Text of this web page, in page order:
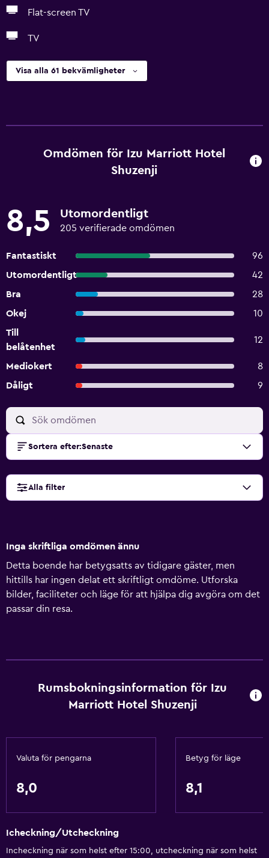
Flat-screen TV
TV
Visa alla 61 bekvämligheter
Omdömen för Izu Marriott Hotel
Shuzenji
8,5 Utomordentligt
205 verifierade omdömen
Fantastiskt
96
Utomordentligt
42
Bra
28
Okej
10
Till
belåtenhet
12
Mediokert
8
Dåligt
9
Sortera efter:Senaste
Alla filter
Inga skriftliga omdömen ännu
Detta boende har betygsatts av tidigare gäster, men
hittills har ingen delat ett skriftligt omdöme. Utforska
bilder, faciliteter och läge för att hjälpa dig avgöra om det
passar din resa.
Rumsbokningsinformation för Izu
Marriott Hotel Shuzenji
Valuta för pengarna
8,0
Betyg för läge
8,1
Icheckning/Utcheckning
Incheckning när som helst efter 15:00, utcheckning när som helst